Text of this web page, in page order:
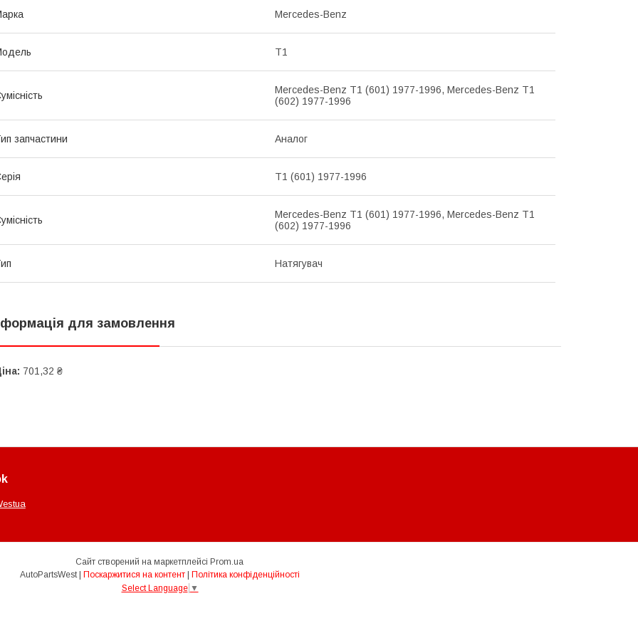
Mercedes-Benz
T1
Mercedes-Benz T1 (601) 1977-1996, Mercedes-Benz T1
(602) 1977-1996
запчастини Аналог
T1 (601) 1977-1996
Mercedes-Benz T1 (601) 1977-1996, Mercedes-Benz T1
(602) 1977-1996
Натягувач
для замовлення
701,32 ₴
Сайт створений на маркетплейсі Prom.ua
Поскаржитися на контент
Політика конфіденційності
Select Language ▼